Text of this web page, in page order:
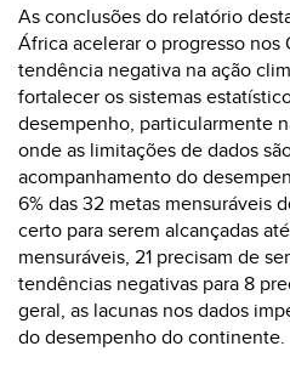
As conclusões do relatório
África acelerar o progresso nos
tendência negativa na ação
fortalecer os sistemas
desempenho, particularmente
onde as limitações de dados
acompanhamento do
6% das 32 metas mensuráveis
certo para serem alcançadas
mensuráveis, 21 precisam de
tendências negativas para 8
geral, as lacunas nos dados
do desempenho do continente.